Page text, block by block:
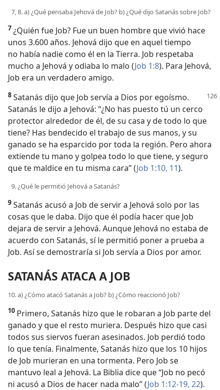
7, 8. a) ¿Qué pensaba Jehová de Job? b) ¿Qué dijo Satanás sobre Job?
7 ¿Quién fue Job? Fue un buen hombre que vivió hace
unos 3.600 años. Jehová dijo que en aquel tiempo
no había nadie como él en la Tierra. Job respetaba
mucho a Jehová y odiaba lo malo (Job 1:8). Para Jehová,
Job era un verdadero amigo.
8 Satanás dijo que Job servía a Dios por egoísmo.
Satanás le dijo a Jehová: “¿No has puesto tú un cerco
protector alrededor de él, de su casa y de todo lo que
tiene? Has bendecido el trabajo de sus manos, y su
ganado se ha esparcido por toda la región. Pero ahora
extiende tu mano y golpea todo lo que tiene, y seguro
que te maldice en tu misma cara” (Job 1:10, 11).
9. ¿Qué le permitió Jehová a Satanás?
9 Satanás acusó a Job de servir a Jehová solo por las
cosas que le daba. Dijo que él podía hacer que Job
dejara de servir a Jehová. Aunque Jehová no estaba de
acuerdo con Satanás, sí le permitió poner a prueba a
Job. Así se demostraría si Job servía a Dios por amor.
SATANÁS ATACA A JOB
10. a) ¿Cómo atacó Satanás a Job? b) ¿Cómo reaccionó Job?
10 Primero, Satanás hizo que le robaran a Job parte del
ganado y que el resto muriera. Después hizo que casi
todos sus siervos fueran asesinados. Job perdió todo
lo que tenía. Finalmente, Satanás hizo que los 10 hijos
de Job murieran en una tormenta. Pero Job se
mantuvo leal a Jehová. La Biblia dice que “Job no pecó
ni acusó a Dios de hacer nada malo” (Job 1:12-19, 22).